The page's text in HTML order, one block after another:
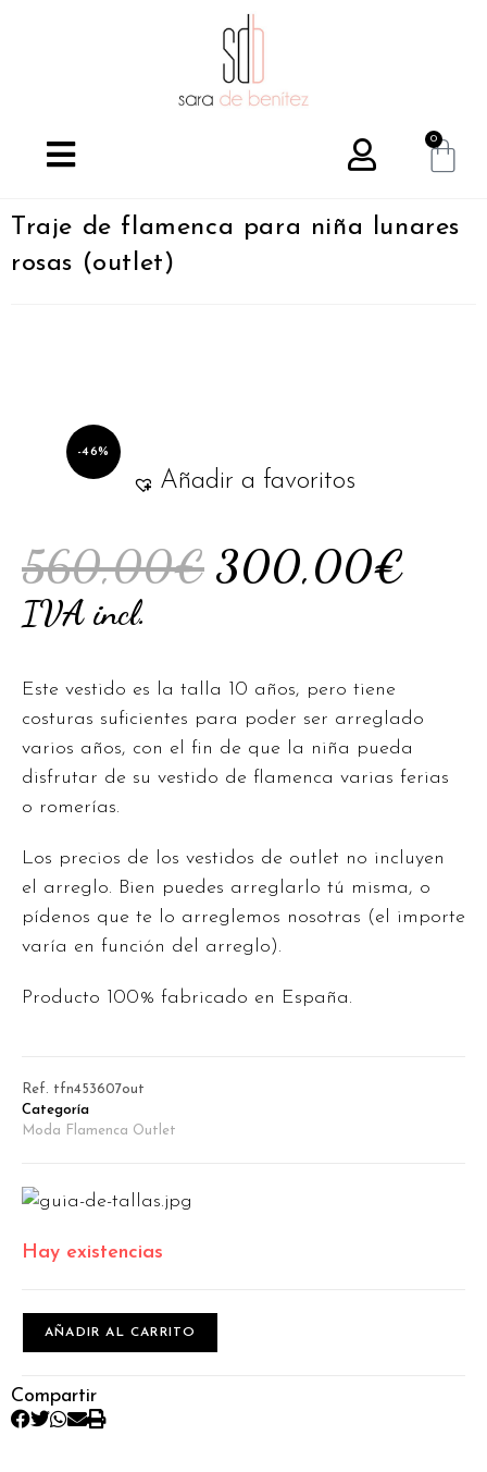
0
Traje de flamenca para niña lunares
rosas (outlet)
560,00€ 300,00€
IVA incl.
Este vestido es la talla 10 años, pero tiene
costuras suficientes para poder ser arreglado
varios años, con el fin de que la niña pueda
disfrutar de su vestido de flamenca varias ferias
o romerías.
Los precios de los vestidos de outlet no incluyen
el arreglo. Bien puedes arreglarlo tú misma, o
pídenos que te lo arreglemos nosotras (el importe
varía en función del arreglo).
Producto 100% fabricado en España.
Ref. tfn453607out
Categoría
Moda Flamenca Outlet
Hay existencias
AÑADIR AL CARRITO
-46%
Añadir a favoritos
Compartir